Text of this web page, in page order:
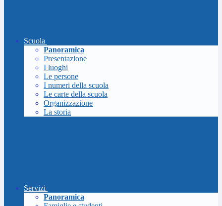
Scuola
Panoramica
Presentazione
I luoghi
Le persone
I numeri della scuola
Le carte della scuola
Organizzazione
La storia
Servizi
Panoramica